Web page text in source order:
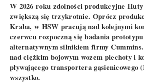
W 2026 roku zdolności produkcyjne
zwiększą się trzykrotnie. Oprócz
Kraba, w HSW pracują nad kolejnymi
czerwcu rozpoczną się badania
alternatywnym silnikiem firmy
nad ciężkim bojowym wozem piechoty i
pływającego transportera gąsienicowego
wszystko.